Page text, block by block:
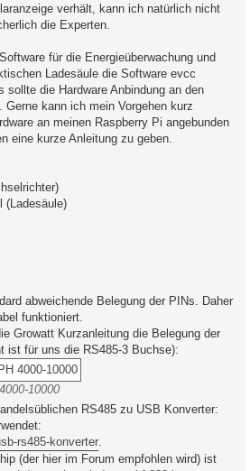
verhält, kann ich natürlich nicht
die Experten.
für die Energieüberwachung und
Ladesäule die Software evcc
sollte die Hardware Anbindung an den
Gerne kann ich mein Vorgehen kurz
an meinen Raspberry Pi angebunden
eine kurze Anleitung zu geben.
(Ladesäule)
abweichende Belegung der PINs. Daher
funktioniert.
Growatt Kurzanleitung die Belegung der
ist für uns die RS485-3 Buchse):
10000
RS485 zu USB Konverter:
rs485-konverter
(der hier im Forum empfohlen wird) ist